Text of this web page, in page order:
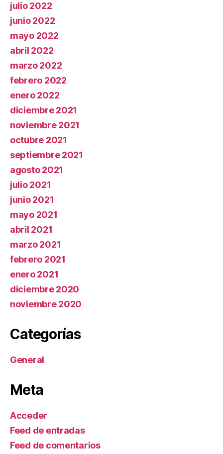
julio 2022
junio 2022
mayo 2022
abril 2022
marzo 2022
febrero 2022
enero 2022
diciembre 2021
noviembre 2021
octubre 2021
septiembre 2021
agosto 2021
julio 2021
junio 2021
mayo 2021
abril 2021
marzo 2021
febrero 2021
enero 2021
diciembre 2020
noviembre 2020
Categorías
General
Meta
Acceder
Feed de entradas
Feed de comentarios